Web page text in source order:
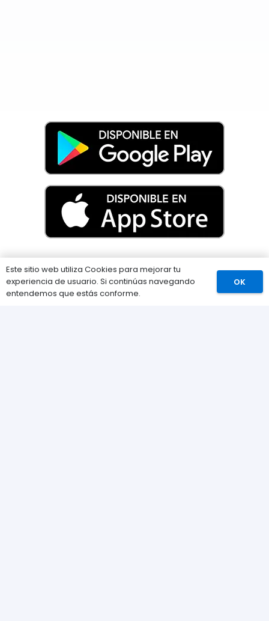
Comprar
Información
Preguntas Frecuentes (FAQs)
Este sitio web utiliza Cookies para mejorar tu
experiencia de usuario. Si continúas navegando
entendemos que estás conforme.
OK